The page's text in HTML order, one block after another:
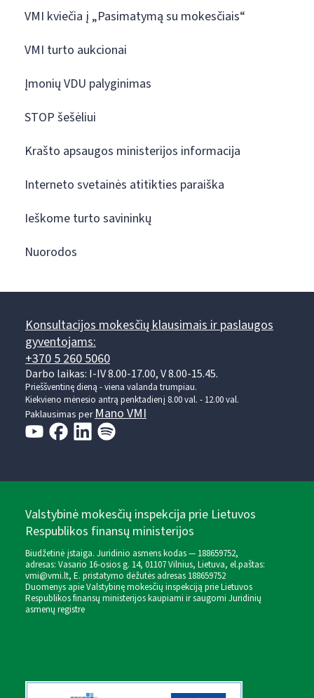
VMI kviečia į „Pasimatymą su mokesčiais“
VMI turto aukcionai
Įmonių VDU palyginimas
STOP šešėliui
Krašto apsaugos ministerijos informacija
Interneto svetainės atitikties paraiška
Ieškome turto savininkų
Nuorodos
Konsultacijos mokesčių klausimais ir paslaugos
gyventojams:
+370 5 260 5060
Darbo laikas: I-IV 8.00-17.00, V 8.00-15.45.
Prieššventinę dieną - viena valanda trumpiau.
Kiekvieno mėnesio antrą penktadienį 8.00 val. - 12.00 val.
Paklausimas perMano VMI
Valstybinė mokesčių inspekcija prie Lietuvos
Respublikos finansų ministerijos
Biudžetinė įstaiga. Juridinio asmens kodas — 188659752,
adresas: Vasario 16-osios g. 14, 01107 Vilnius, Lietuva, el.paštas:
vmi@vmi.lt, E. pristatymo dėžutės adresas 188659752
Duomenys apie Valstybinę mokesčių inspekciją prie Lietuvos
Respublikos finansų ministerijos kaupiami ir saugomi Juridinių
asmenų registre